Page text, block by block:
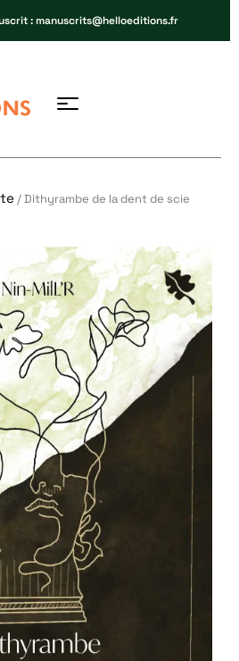
: manuscrits@helloeditions.fr
/ Dithyrambe de la dent de scie